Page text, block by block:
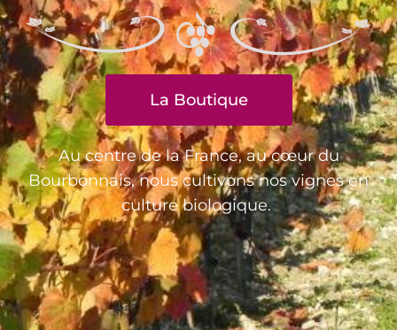
La Boutique
Au centre de la France, au cœur du
Bourbonnais, nous cultivons nos vignes en
culture biologique.